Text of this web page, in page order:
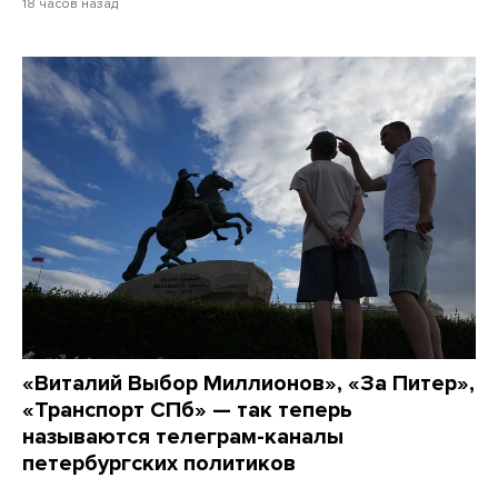
18 часов назад
«Виталий Выбор Миллионов», «За Питер»,
«Транспорт СПб» — так теперь
называются телеграм-каналы
петербургских политиков